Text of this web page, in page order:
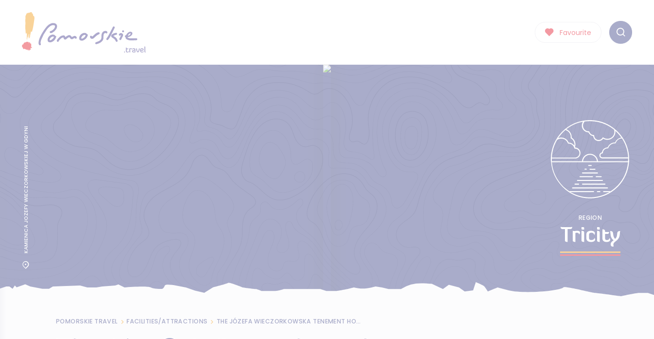
Favourite
REGION
Tricity
KAMIENICA JOZEFY WIECZORKOWSKIEJ W GDYNI
POMORSKIE TRAVEL FACILITIES/ATTRACTIONS THE JÓZEFA WIECZORKOWSKA TENEMENT HOUSE